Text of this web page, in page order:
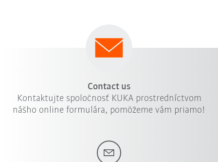
Contact us
Kontaktujte spoločnosť KUKA prostredníctvom
nášho online formulára, pomôžeme vám priamo!